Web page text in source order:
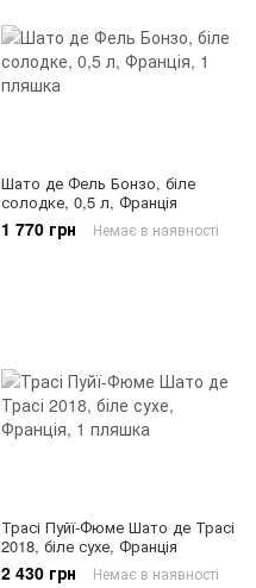
Шато де Фель Бонзо, біле
солодке, 0,5 л, Франція
1 770 грн Немає в наявності
Трасі Пуйї-Фюме Шато де Трасі
2018, біле сухе, Франція
2 430 грн Немає в наявності